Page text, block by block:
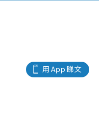
用 App 睇文